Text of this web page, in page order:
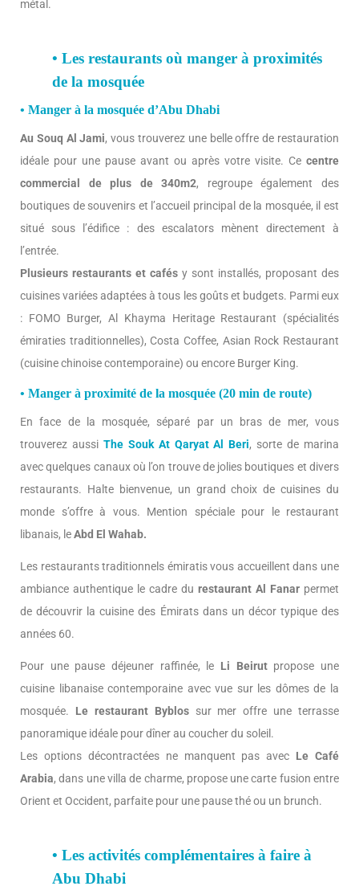
métal.
• Les restaurants où manger à proximités
de la mosquée
• Manger à la mosquée d’Abu Dhabi
Au Souq Al Jami, vous trouverez une belle offre de restauration
idéale pour une pause avant ou après votre visite. Ce centre
commercial de plus de 340m2, regroupe également des
boutiques de souvenirs et l’accueil principal de la mosquée, il est
situé sous l’édifice : des escalators mènent directement à
l’entrée.
Plusieurs restaurants et cafés y sont installés, proposant des
cuisines variées adaptées à tous les goûts et budgets. Parmi eux
: FOMO Burger, Al Khayma Heritage Restaurant (spécialités
émiraties traditionnelles), Costa Coffee, Asian Rock Restaurant
(cuisine chinoise contemporaine) ou encore Burger King.
• Manger à proximité de la mosquée (20 min de route)
En face de la mosquée, séparé par un bras de mer, vous
trouverez aussi The Souk At Qaryat Al Beri, sorte de marina
avec quelques canaux où l’on trouve de jolies boutiques et divers
restaurants. Halte bienvenue, un grand choix de cuisines du
monde s’offre à vous. Mention spéciale pour le restaurant
libanais, leAbd El Wahab.
Les restaurants traditionnels émiratis vous accueillent dans une
ambiance authentique le cadre du restaurant Al Fanar permet
de découvrir la cuisine des Émirats dans un décor typique des
années 60.
Pour une pause déjeuner raffinée, le Li Beirutpropose une
cuisine libanaise contemporaine avec vue sur les dômes de la
mosquée. Le restaurant Byblossur mer offre une terrasse
panoramique idéale pour dîner au coucher du soleil.
Les options décontractées ne manquent pas avec Le Café
Arabia, dans une villa de charme, propose une carte fusion entre
Orient et Occident, parfaite pour une pause thé ou un brunch.
• Les activités complémentaires à faire à
Abu Dhabi